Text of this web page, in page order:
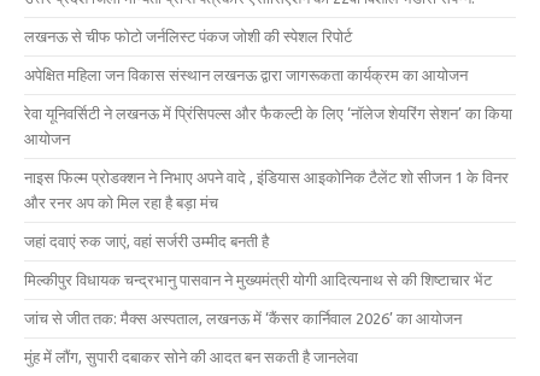
लखनऊ से चीफ फोटो जर्नलिस्ट पंकज जोशी की स्पेशल रिपोर्ट
अपेक्षित महिला जन विकास संस्थान लखनऊ द्वारा जागरूकता कार्यक्रम का आयोजन
रेवा यूनिवर्सिटी ने लखनऊ में प्रिंसिपल्स और फैकल्टी के लिए ‘नॉलेज शेयरिंग सेशन’ का किया
आयोजन
नाइस फिल्म प्रोडक्शन ने निभाए अपने वादे , इंडियास आइकोनिक टैलेंट शो सीजन 1 के विनर
और रनर अप को मिल रहा है बड़ा मंच
जहां दवाएं रुक जाएं, वहां सर्जरी उम्मीद बनती है
मिल्कीपुर विधायक चन्द्रभानु पासवान ने मुख्यमंत्री योगी आदित्यनाथ से की शिष्टाचार भेंट
जांच से जीत तक: मैक्स अस्पताल, लखनऊ में ‘कैंसर कार्निवाल 2026’ का आयोजन
मुंह में लौंग, सुपारी दबाकर सोने की आदत बन सकती है जानलेवा